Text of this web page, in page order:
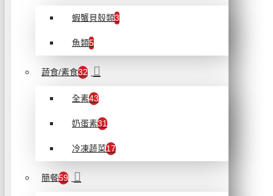
蝦蟹貝殼類3
魚類5
蔬食/素食32
全素43
奶蛋素31
冷凍蔬菜17
簡餐59